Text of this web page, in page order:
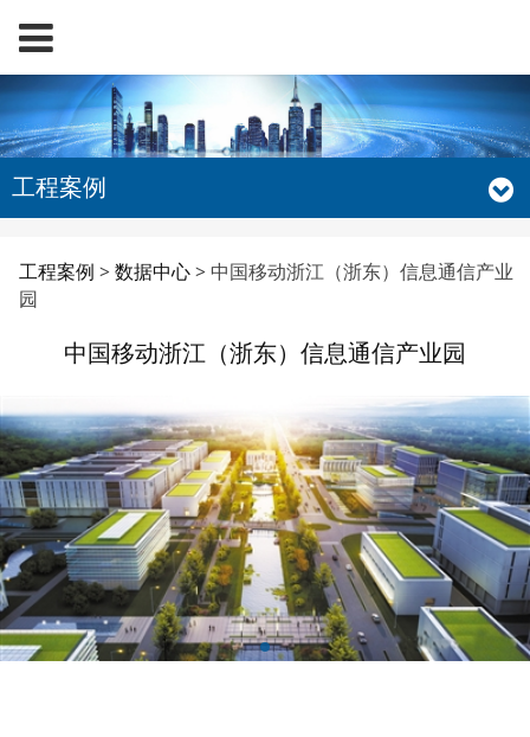
工程案例
中国移动浙江（浙东）
信息通信产业园
工程案例 >数据中心> 中国移动浙江（浙东）信息通信产业
园
中国移动浙江（浙东）信息通信产业园